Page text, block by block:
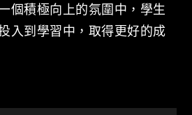
個積極向上的氛圍中，學生
入到學習中，取得更好的成